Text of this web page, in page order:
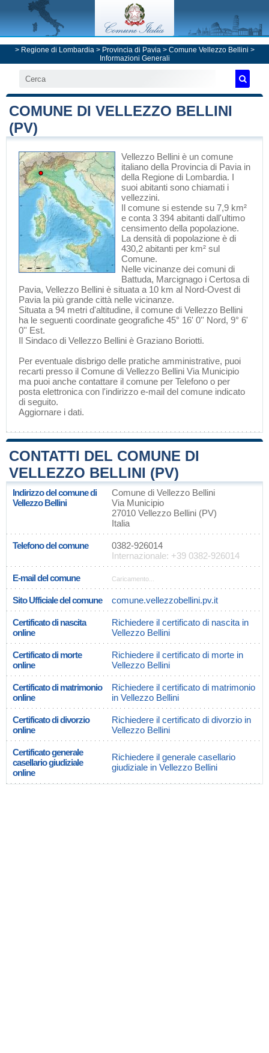
> Regione di Lombardia> Provincia di Pavia> Comune Vellezzo Bellini >
Informazioni Generali
COMUNE DI VELLEZZO BELLINI
(PV)
Vellezzo Bellini è un comune
italiano della Provincia di Pavia in
della Regione di Lombardia. I
suoi abitanti sono chiamati i
vellezzini.
Il comune si estende su 7,9 km²
e conta 3 394 abitanti dall'ultimo
censimento della popolazione.
La densità di popolazione è di
430,2 abitanti per km² sul
Comune.
Nelle vicinanze dei comuni di
Battuda, Marcignago i Certosa di
Pavia, Vellezzo Bellini è situata a 10 km al Nord-Ovest di
Pavia la più grande città nelle vicinanze.
Situata a 94 metri d'altitudine, il comune di Vellezzo Bellini
ha le seguenti coordinate geografiche 45° 16' 0'' Nord, 9° 6'
0'' Est.
Il Sindaco di Vellezzo Bellini è Graziano Boriotti.
Per eventuale disbrigo delle pratiche amministrative, puoi
recarti presso il Comune di Vellezzo Bellini Via Municipio
ma puoi anche contattare il comune per Telefono o per
posta elettronica con l'indirizzo e-mail del comune indicato
di seguito.
Aggiornare i dati.
CONTATTI DEL COMUNE DI
VELLEZZO BELLINI (PV)
Indirizzo del comune di
Vellezzo Bellini
Comune di Vellezzo Bellini
Via Municipio
27010 Vellezzo Bellini (PV)
Italia
Telefono del comune
0382-926014
Internazionale: +39 0382-926014
E-mail del comune Caricamento...
Sito Ufficiale del comune comune.vellezzobellini.pv.it
Certificato di nascita
online
Richiedere il certificato di nascita in
Vellezzo Bellini
Certificato di morte
online
Richiedere il certificato di morte in
Vellezzo Bellini
Certificato di matrimonio
online
Richiedere il certificato di matrimonio
in Vellezzo Bellini
Certificato di divorzio
online
Richiedere il certificato di divorzio in
Vellezzo Bellini
Certificato generale
casellario giudiziale
online
Richiedere il generale casellario
giudiziale in Vellezzo Bellini